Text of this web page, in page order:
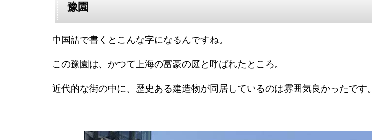
豫園
中国語で書くとこんな字になるんですね。
この豫園は、かつて上海の富豪の庭と呼ばれたところ。
近代的な街の中に、歴史ある建造物が同居しているのは雰囲気良かったです。